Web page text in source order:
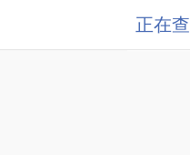
正在